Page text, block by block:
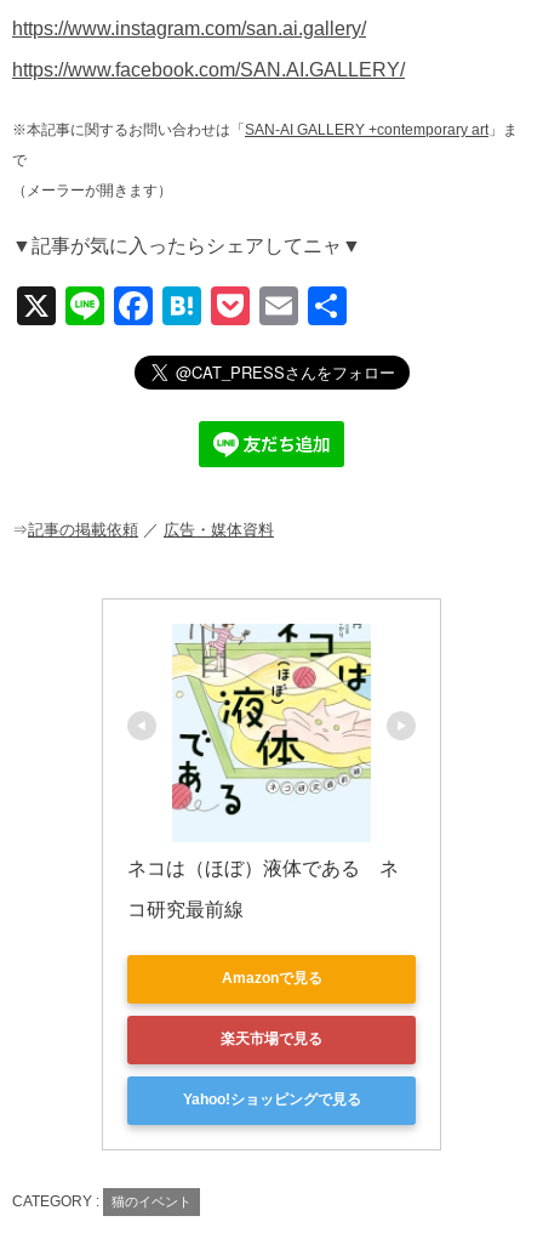
https://www.instagram.com/san.ai.gallery/
https://www.facebook.com/SAN.AI.GALLERY/
※本記事に関するお問い合わせは「 SAN-AI GALLERY +contemporary art」ま
で
（メーラーが開きます）
▼記事が気に入ったらシェアしてニャ▼
X
Li
F
a
c
o
H
at
e
n
a
P
o
ck
et
E
m
ail
有
⇒記事の掲載依頼 ／ 広告・媒体資料
ネコは（ほぼ）液体である　ネ
コ研究最前線
Amazonで見る
楽天市場で見る
Yahoo!ショッピングで見る
CATEGORY : 猫のイベント